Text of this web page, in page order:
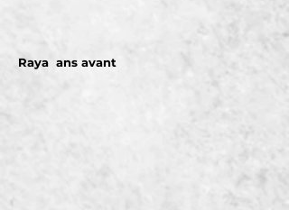
Raya ans avant